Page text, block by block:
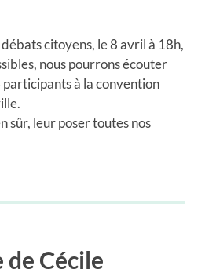
citoyens, le 8 avril à 18h,
nous pourrons écouter
participants à la convention
sûr, leur poser toutes nos
de Cécile